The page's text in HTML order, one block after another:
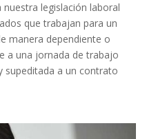
legislación laboral
que trabajan para un
manera dependiente o
a una jornada de trabajo
supeditada a un contrato